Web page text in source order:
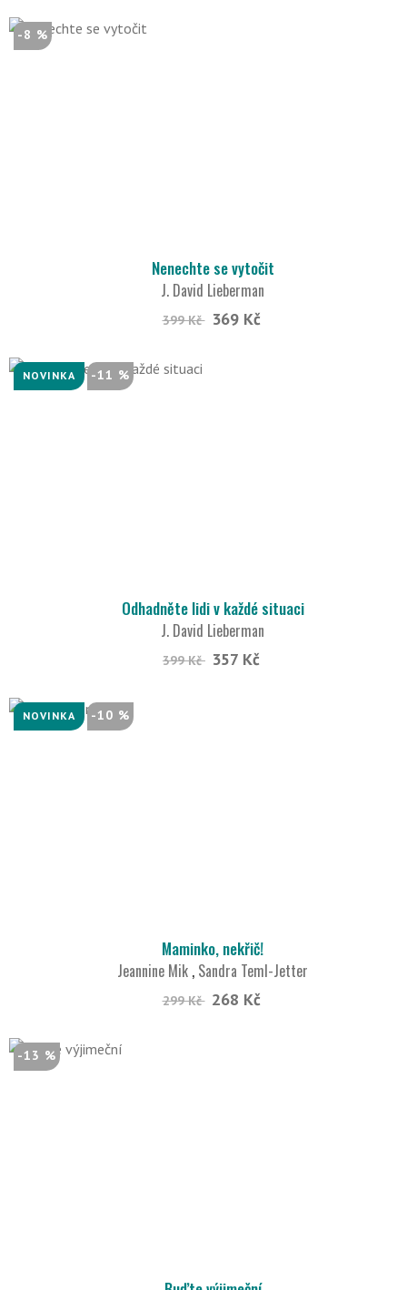
-8 %
Nenechte se vytočit
J. David Lieberman
399 Kč 369 Kč
NOVINKA -11 %
Odhadněte lidi v každé situaci
J. David Lieberman
399 Kč 357 Kč
NOVINKA -10 %
Maminko, nekřič!
Jeannine Mik , Sandra Teml-Jetter
299 Kč 268 Kč
-13 %